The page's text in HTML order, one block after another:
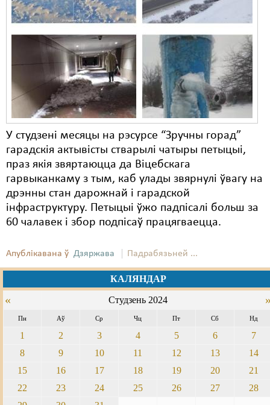
У студзені месяцы на рэсурсе “Зручны горад”
гарадскія актывісты стварылі чатыры петыцыі,
праз якія звяртаюцца да Віцебскага
гарвыканкаму з тым, каб улады звярнулі ўвагу на
дрэнны стан дарожнай і гарадской
інфраструктуру. Петыцыі ўжо падпісалі больш за
60 чалавек і збор подпісаў працягваецца.
Апублікавана ў Дзяржава Падрабязьней ...
КАЛЯНДАР
« Студзень 2024
Пн Аў Ср Чц Пт Сб Нд
1 2 3 4 5 6
7
8
9 10 11 12 13
14
15
16 17 18 19 20
21
22
23 24 25 26 27
28